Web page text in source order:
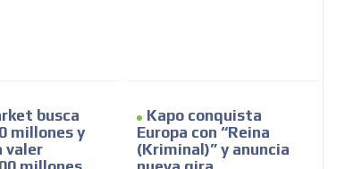
busca
millones y
valer
Kapo conquista
Europa con “Reina
(Kriminal)” y anuncia